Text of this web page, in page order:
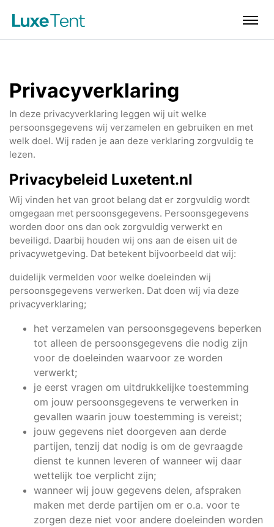
Privacyverklaring
In deze privacyverklaring leggen wij uit welke
persoonsgegevens wij verzamelen en gebruiken en met
welk doel. Wij raden je aan deze verklaring zorgvuldig te
lezen.
Privacybeleid Luxetent.nl
Wij vinden het van groot belang dat er zorgvuldig wordt
omgegaan met persoonsgegevens. Persoonsgegevens
worden door ons dan ook zorgvuldig verwerkt en
beveiligd. Daarbij houden wij ons aan de eisen uit de
privacywetgeving. Dat betekent bijvoorbeeld dat wij:
duidelijk vermelden voor welke doeleinden wij
persoonsgegevens verwerken. Dat doen wij via deze
privacyverklaring;
het verzamelen van persoonsgegevens beperken
tot alleen de persoonsgegevens die nodig zijn
voor de doeleinden waarvoor ze worden
verwerkt;
je eerst vragen om uitdrukkelijke toestemming
om jouw persoonsgegevens te verwerken in
gevallen waarin jouw toestemming is vereist;
jouw gegevens niet doorgeven aan derde
partijen, tenzij dat nodig is om de gevraagde
dienst te kunnen leveren of wanneer wij daar
wettelijk toe verplicht zijn;
wanneer wij jouw gegevens delen, afspraken
maken met derde partijen om er o.a. voor te
zorgen deze niet voor andere doeleinden worden